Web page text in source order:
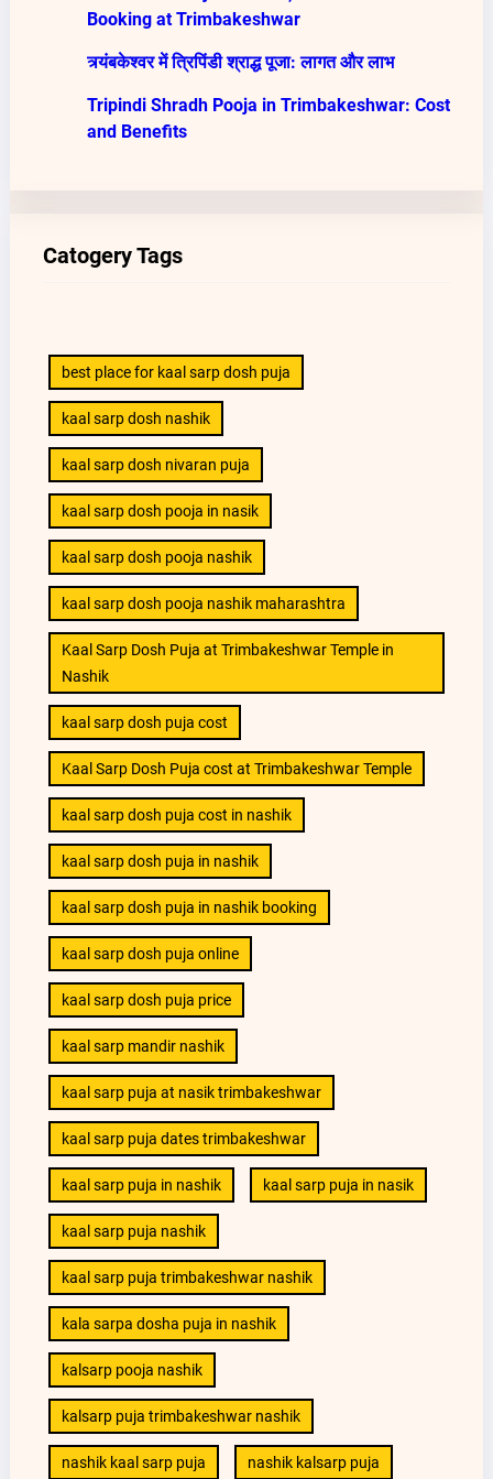
Booking at Trimbakeshwar
त्र्यंबकेश्वर में त्रिपिंडी श्राद्ध पूजा: लागत और लाभ
Tripindi Shradh Pooja in Trimbakeshwar: Cost
and Benefits
Catogery Tags
best place for kaal sarp dosh puja
kaal sarp dosh nashik
kaal sarp dosh nivaran puja
kaal sarp dosh pooja in nasik
kaal sarp dosh pooja nashik
kaal sarp dosh pooja nashik maharashtra
Kaal Sarp Dosh Puja at Trimbakeshwar Temple in
Nashik
kaal sarp dosh puja cost
Kaal Sarp Dosh Puja cost at Trimbakeshwar Temple
kaal sarp dosh puja cost in nashik
kaal sarp dosh puja in nashik
kaal sarp dosh puja in nashik booking
kaal sarp dosh puja online
kaal sarp dosh puja price
kaal sarp mandir nashik
kaal sarp puja at nasik trimbakeshwar
kaal sarp puja dates trimbakeshwar
kaal sarp puja in nashik kaal sarp puja in nasik
kaal sarp puja nashik
kaal sarp puja trimbakeshwar nashik
kala sarpa dosha puja in nashik
kalsarp pooja nashik
kalsarp puja trimbakeshwar nashik
nashik kaal sarp puja nashik kalsarp puja